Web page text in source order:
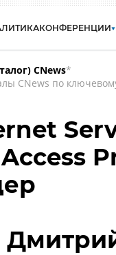
КОНФЕРЕНЦИИ
CNews*
CNews по